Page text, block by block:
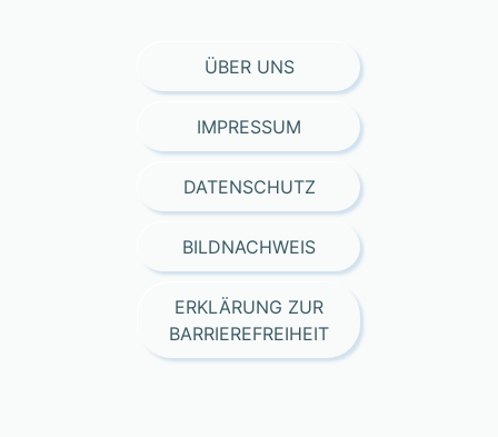
ÜBER UNS
IMPRESSUM
DATENSCHUTZ
BILDNACHWEIS
ERKLÄRUNG ZUR
BARRIEREFREIHEIT